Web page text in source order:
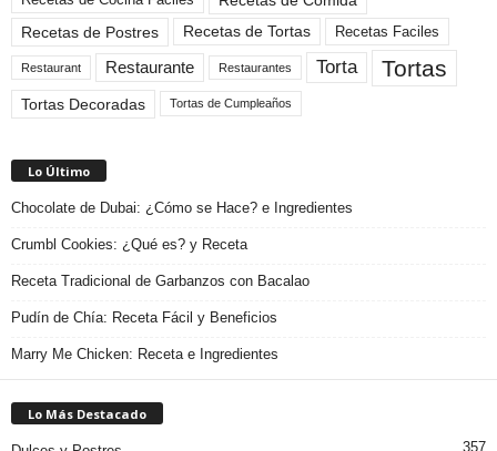
Recetas de Postres
Recetas de Tortas Recetas Faciles
Restaurant Restaurante Restaurantes Torta Tortas
Tortas Decoradas Tortas de Cumpleaños
Lo Último
Chocolate de Dubai: ¿Cómo se Hace? e Ingredientes
Crumbl Cookies: ¿Qué es? y Receta
Receta Tradicional de Garbanzos con Bacalao
Pudín de Chía: Receta Fácil y Beneficios
Marry Me Chicken: Receta e Ingredientes
Lo Más Destacado
357